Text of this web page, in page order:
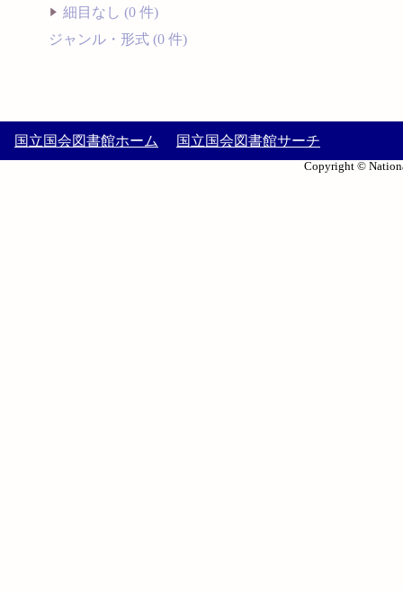
細目なし (0 件)
ジャンル・形式 (0 件)
国立国会図書館ホーム 国立国会図書館サーチ
Copyright ©